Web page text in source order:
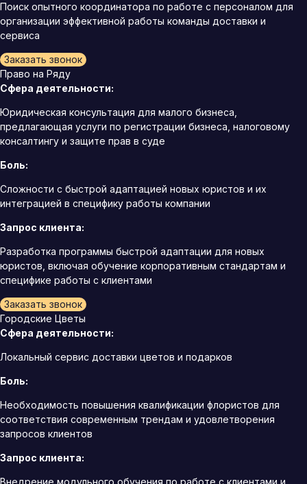
Поиск опытного координатора по работе с персоналом для
организации эффективной работы команды доставки и
сервиса
Заказать звонок
Право на Ряду
Сфера деятельности:
Юридическая консультация для малого бизнеса,
предлагающая услуги по регистрации бизнеса, налоговому
консалтингу и защите прав в суде
Боль:
Сложности с быстрой адаптацией новых юристов и их
интеграцией в специфику работы компании
Запрос клиента:
Разработка программы быстрой адаптации для новых
юристов, включая обучение корпоративным стандартам и
специфике работы с клиентами
Заказать звонок
Городские Цветы
Сфера деятельности:
Локальный сервис доставки цветов и подарков
Боль:
Необходимость повышения квалификации флористов для
соответствия современным трендам и удовлетворения
запросов клиентов
Запрос клиента:
Внедрение модульного обучения по работе с клиентами и